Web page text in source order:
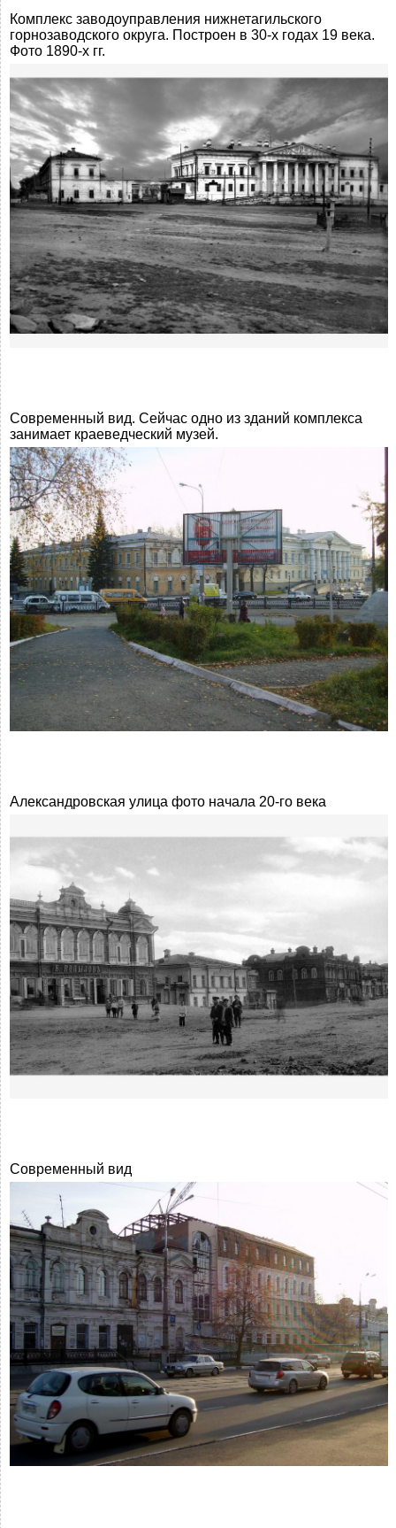
Комплекс заводоуправления нижнетагильского
горнозаводского округа. Построен в 30-х годах 19 века.
Фото 1890-х гг.
Современный вид. Сейчас одно из зданий комплекса
занимает краеведческий музей.
Александровская улица фото начала 20-го века
Современный вид